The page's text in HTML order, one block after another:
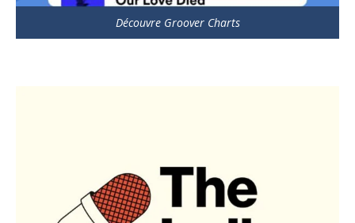
Découvre Groover Charts